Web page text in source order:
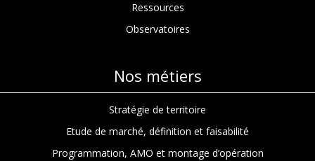
Ressources
Observatoires
Nos métiers
Stratégie de territoire
Etude de marché, définition et faisabilité
Programmation, AMO et montage d’opération